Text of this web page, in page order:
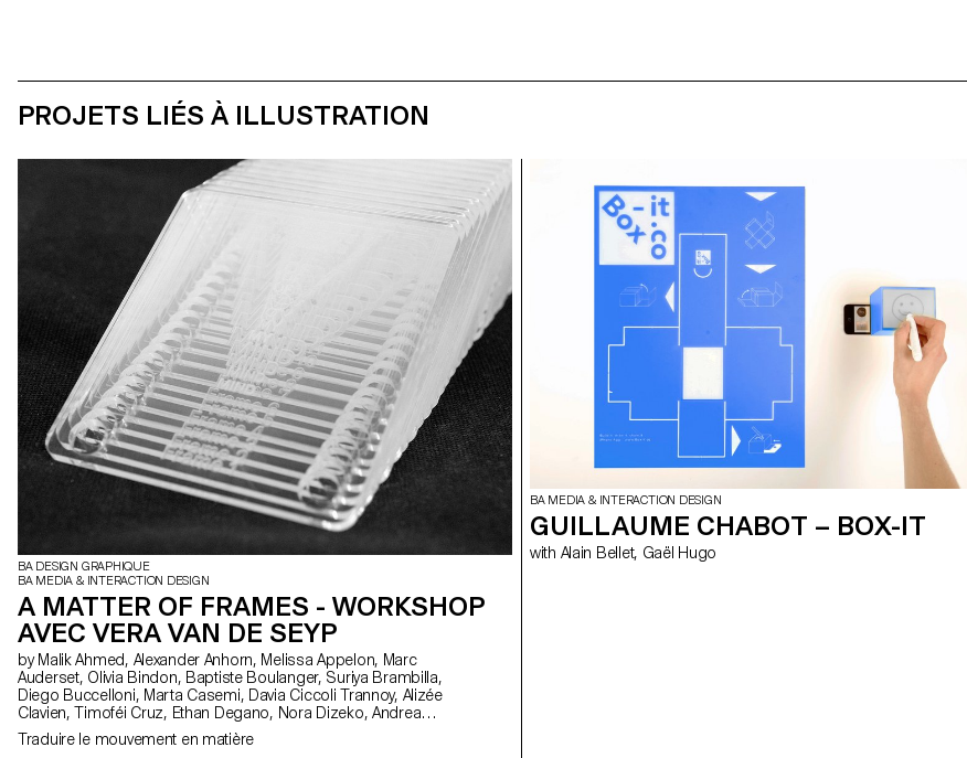
PROJETS LIÉS À ILLUSTRATION
BA DESIGN GRAPHIQUE
BA MEDIA & INTERACTION DESIGN
A MATTER OF FRAMES - WORKSHOP
AVEC VERA VAN DE SEYP
by Malik Ahmed, Alexander Anhorn, Melissa Appelon, Marc
Auderset, Olivia Bindon, Baptiste Boulanger, Suriya Brambilla,
Diego Buccelloni, Marta Casemi, Davia Ciccoli Trannoy, Alizée
Clavien, Timoféi Cruz, Ethan Degano, Nora Dizeko, Andrea
Domínguez Formet, Mathias Dugenne, Mathias Gelin, Tanguy
Genier, Lila Gomez Gaillet, Juliana Granato, Xenia Grange,
Traduire le mouvement en matière
BA MEDIA & INTERACTION DESIGN
GUILLAUME CHABOT – BOX-IT
with Alain Bellet, Gaël Hugo